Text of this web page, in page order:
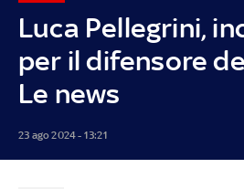
Luca Pellegrini,
per il difensore
Le news
23 ago 2024 - 13:21